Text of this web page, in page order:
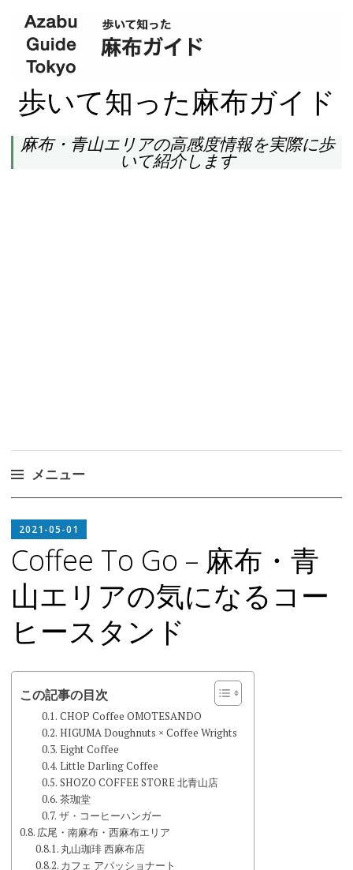
歩いて知った麻布ガイド
麻布・青山エリアの高感度情報を実際に歩
いて紹介します
メニュー
ン
テ
ン
ツ
へ
ス
キ
ッ
プ
2021-05-01
CHIEF
Coffee To Go – 麻布・青
山エリアの気になるコー
ヒースタンド
この記事の目次
CHOP Coffee OMOTESANDO
HIGUMA Doughnuts × Coffee Wrights
Eight Coffee
Little Darling Coffee
SHOZO COFFEE STORE 北青山店
茶珈堂
ザ・コーヒーハンガー
広尾・南麻布・西麻布エリア
丸山珈琲 西麻布店
カフェ アパッショナート